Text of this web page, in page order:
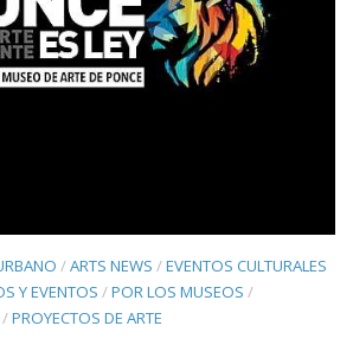
/ARTS NEWS /EVENTOS CULTURALES
Y EVENTOS /POR LOS MUSEOS /
/PROYECTOS DE ARTE